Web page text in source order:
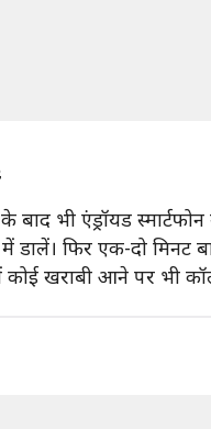
भी एंड्रॉयड
में डालें। फिर एक-दो
खराबी आने पर भी